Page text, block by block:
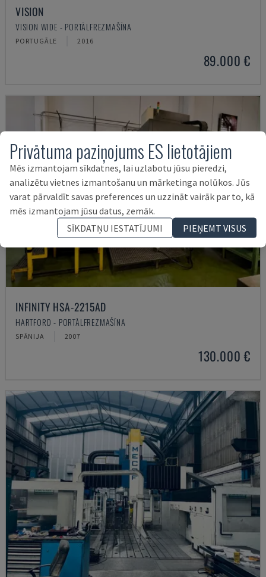
VISION
VISION WIDE - PORTĀLFREZMAŠĪNA
PORTUGĀLE 2016
89.000 €
INFINITY HSA-2215AD
HARTFORD - PORTĀLFREZMAŠĪNA
SPĀNIJA 2007
130.000 €
Privātuma paziņojums ES lietotājiem
Mēs izmantojam sīkdatnes, lai uzlabotu jūsu pieredzi,
analizētu vietnes izmantošanu un mārketinga nolūkos. Jūs
varat pārvaldīt savas preferences un uzzināt vairāk par to, kā
mēs izmantojam jūsu datus, zemāk.
SĪKDATŅU IESTATĪJUMI
PIEŅEMT VISUS